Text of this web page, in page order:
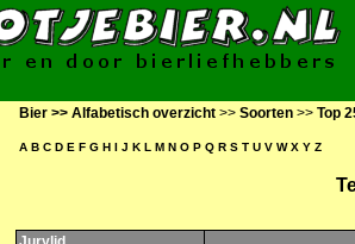
Bier >> Alfabetisch overzicht >> Soorten >> Top
A B C D E F G H I J K L M N O P Q R S T U V W X Y Z